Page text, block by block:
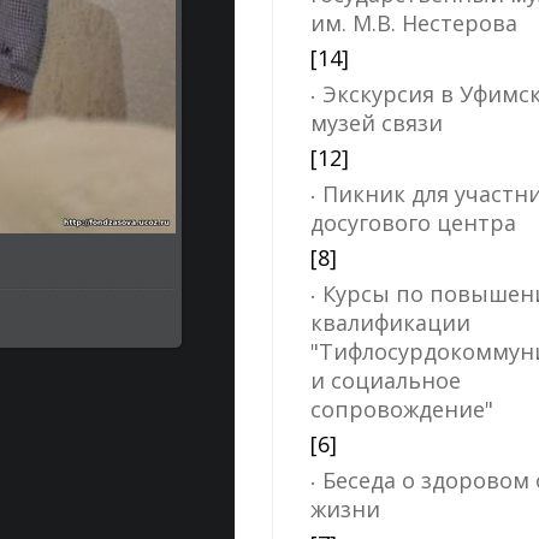
им. М.В. Нестерова
[14]
Экскурсия в
музей связи
[12]
Пикник для
досугового центра
[8]
Курсы по
квалификации
и социальное
сопровождение"
[6]
Беседа о здоровом
жизни